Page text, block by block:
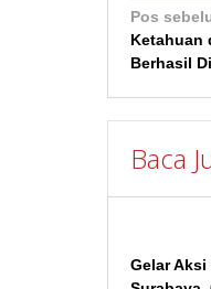
pos
Pos
Ketahuan
Berhasil
Baca
Gelar Aksi